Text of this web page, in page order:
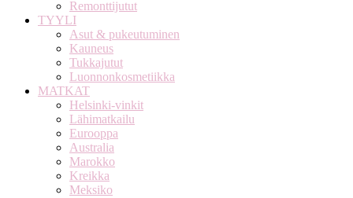
Remonttijutut
TYYLI
Asut & pukeutuminen
Kauneus
Tukkajutut
Luonnonkosmetiikka
MATKAT
Helsinki-vinkit
Lähimatkailu
Eurooppa
Australia
Marokko
Kreikka
Meksiko